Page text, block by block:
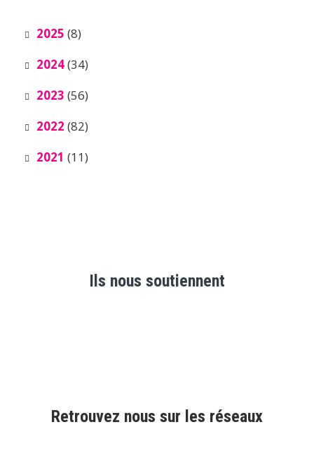
2025 (8)
2024(34)
2023 (56)
2022 (82)
2021 (11)
Ils nous soutiennent
Retrouvez nous sur les réseaux